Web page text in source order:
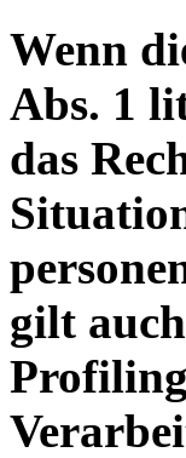
Wenn
Abs. 1
das
gilt